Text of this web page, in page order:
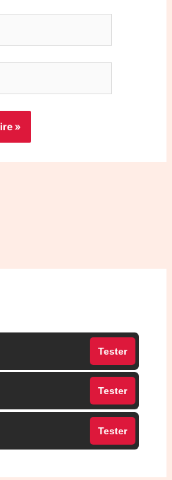
Tester
Tester
Tester